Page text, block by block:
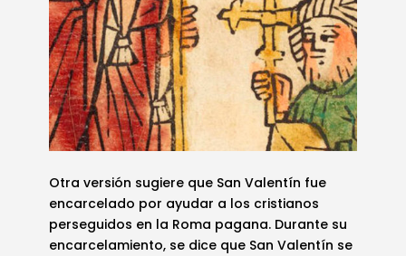
Otra versión sugiere que San Valentín fue
encarcelado por ayudar a los cristianos
perseguidos en la Roma pagana. Durante su
encarcelamiento, se dice que San Valentín se